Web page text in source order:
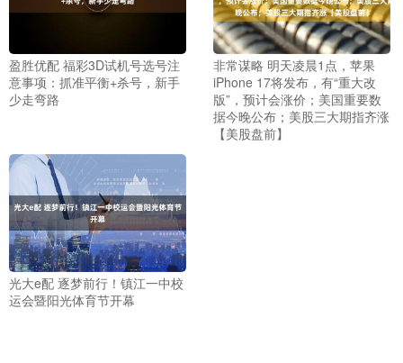
盈胜优配 福彩3D试机号选号注
意事项：抓准平衡+杀号，新手
少走弯路
非常谋略 明天凌晨1点，苹果
iPhone 17将发布，有“重大改
版”，预计会涨价；美国重要数
据今晚公布；美股三大期指齐涨
【美股盘前】
光大e配 逐梦前行！镇江一中校
运会暨阳光体育节开幕